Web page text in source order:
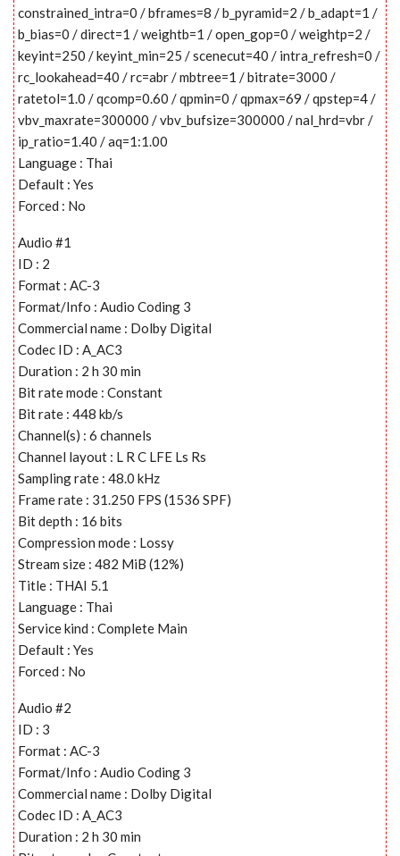
constrained_intra=0 / bframes=8 / b_pyramid=2 / b_adapt=1 /
b_bias=0 / direct=1 / weightb=1 / open_gop=0 / weightp=2 /
keyint=250 / keyint_min=25 / scenecut=40 / intra_refresh=0 /
rc_lookahead=40 / rc=abr / mbtree=1 / bitrate=3000 /
ratetol=1.0 / qcomp=0.60 / qpmin=0 / qpmax=69 / qpstep=4 /
vbv_maxrate=300000 / vbv_bufsize=300000 / nal_hrd=vbr /
ip_ratio=1.40 / aq=1:1.00
Language : Thai
Default : Yes
Forced : No
Audio #1
ID : 2
Format : AC-3
Format/Info : Audio Coding 3
Commercial name : Dolby Digital
Codec ID : A_AC3
Duration : 2 h 30 min
Bit rate mode : Constant
Bit rate : 448 kb/s
Channel(s) : 6 channels
Channel layout : L R C LFE Ls Rs
Sampling rate : 48.0 kHz
Frame rate : 31.250 FPS (1536 SPF)
Bit depth : 16 bits
Compression mode : Lossy
Stream size : 482 MiB (12%)
Title : THAI 5.1
Language : Thai
Service kind : Complete Main
Default : Yes
Forced : No
Audio #2
ID : 3
Format : AC-3
Format/Info : Audio Coding 3
Commercial name : Dolby Digital
Codec ID : A_AC3
Duration : 2 h 30 min